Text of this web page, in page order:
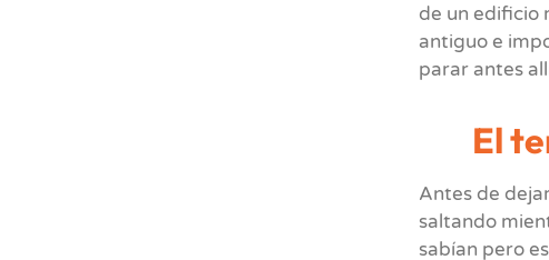
de un edificio
antiguo e
parar antes
El
Antes de
saltando
sabían pero